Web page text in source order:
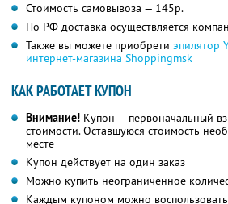
Стоимость самовывоза — 145р.
По РФ доставка осуществляется
Также вы можете приобрети эпилятор
интернет-магазина Shoppingmsk
КАК РАБОТАЕТ КУПОН
Внимание! Купон — первоначальный
стоимости. Оставшуюся стоимость
месте
Купон действует на один заказ
Можно купить неограниченное
Каждым купоном можно